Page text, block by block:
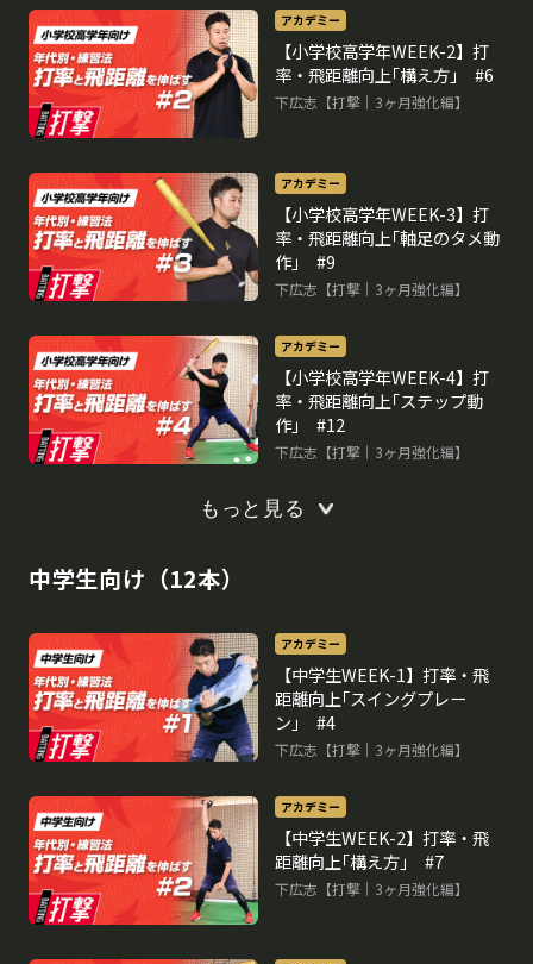
アカデミー
【小学校高学年WEEK-2】打
率・飛距離向上｢構え方｣ #6
下広志【打撃｜3ヶ月強化編】
アカデミー
【小学校高学年WEEK-3】打
率・飛距離向上｢軸足のタメ動
作｣ #9
下広志【打撃｜3ヶ月強化編】
アカデミー
【小学校高学年WEEK-4】打
率・飛距離向上｢ステップ動
作｣ #12
下広志【打撃｜3ヶ月強化編】
もっと見る
中学生向け（12本）
アカデミー
【中学生WEEK-1】打率・飛
距離向上｢スイングプレー
ン｣ #4
下広志【打撃｜3ヶ月強化編】
アカデミー
【中学生WEEK-2】打率・飛
距離向上｢構え方｣ #7
下広志【打撃｜3ヶ月強化編】